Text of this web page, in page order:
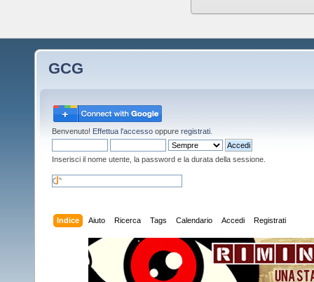
GCG
Benvenuto! Effettua l'accesso oppure registrati
Inserisci il nome utente, la password e la durata della sessione.
Indice Aiuto Ricerca Tags Calendario Accedi Registrati